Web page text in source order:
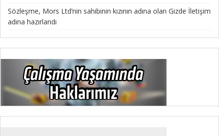
Sözleşme, Mors Ltd’nin sahibinin kızının adına olan Gizde İletişim
adına hazırlandı